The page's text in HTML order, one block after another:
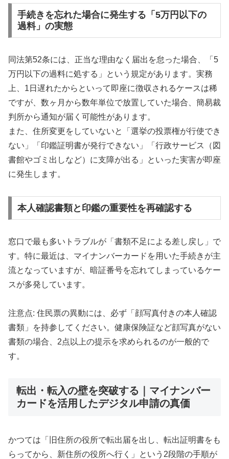
手続きを忘れた場合に発生する「5万円以下の
過料」の実態
同法第52条には、正当な理由なく届出を怠った場合、「5
万円以下の過料に処する」という規定があります。実務
上、1日遅れたからといって即座に徴収されるケースは稀
ですが、数ヶ月から数年単位で放置していた場合、簡易裁
判所から通知が届く可能性があります。
また、住所変更をしていないと「選挙の投票権が行使でき
ない」「印鑑証明書が発行できない」「行政サービス（図
書館やゴミ出しなど）に支障が出る」といった実害が即座
に発生します。
本人確認書類と印鑑の重要性を再確認する
窓口で最も多いトラブルが「書類不足による差し戻し」で
す。特に最近は、マイナンバーカードを用いた手続きが主
流となっていますが、暗証番号を忘れてしまっているケー
スが多発しています。
注意点: 住民票の異動には、必ず「顔写真付きの本人確認
書類」を持参してください。健康保険証など顔写真がない
書類の場合、2点以上の提示を求められるのが一般的で
す。
転出・転入の壁を突破する｜マイナンバー
カードを活用したデジタル申請の真価
かつては「旧住所の役所で転出届を出し、転出証明書をも
らってから、新住所の役所へ行く」という2段階の手順が